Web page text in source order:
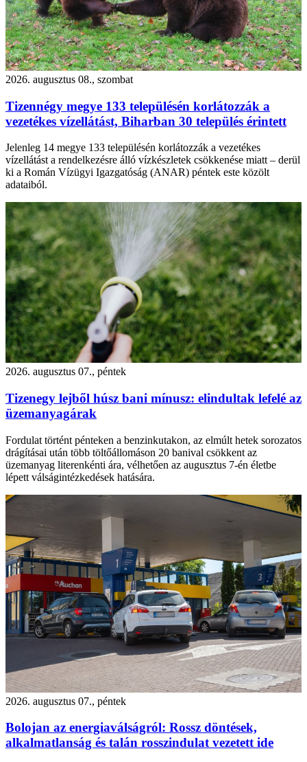
2026. augusztus 08., szombat
Tizennégy megye 133 településén korlátozzák a
vezetékes vízellátást, Biharban 30 település érintett
Jelenleg 14 megye 133 településén korlátozzák a vezetékes
vízellátást a rendelkezésre álló vízkészletek csökkenése miatt – derül
ki a Román Vízügyi Igazgatóság (ANAR) péntek este közölt
adataiból.
2026. augusztus 07., péntek
Tizenegy lejből húsz bani mínusz: elindultak lefelé az
üzemanyagárak
Fordulat történt pénteken a benzinkutakon, az elmúlt hetek sorozatos
drágításai után több töltőállomáson 20 banival csökkent az
üzemanyag literenkénti ára, vélhetően az augusztus 7-én életbe
lépett válságintézkedések hatására.
2026. augusztus 07., péntek
Bolojan az energiaválságról: Rossz döntések,
alkalmatlanság és talán rosszindulat vezetett ide